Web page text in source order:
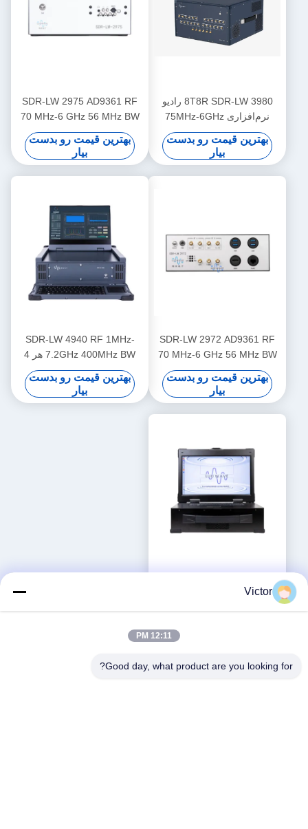
8T8R SDR-LW 3980 رادیو
نرم‌افزاری 75MHz-6GHz
450MHz TX BW
بهترین قیمت رو بدست
بیار
SDR-LW 2975 AD9361 RF
70 MHz-6 GHz 56 MHz BW
هر 2 کانال 4 × PCIE BUS 2 ×
USB 3.0 i7 پردازنده USRP
یکپارچه نرم افزار تعریف شده
دستگاه رادیویی
بهترین قیمت رو بدست
بیار
SDR-LW 2972 AD9361 RF
70 MHz-6 GHz 56 MHz BW
هر 2 کانال USB 3.0 USRP
یکپارچه نرم افزار تعریف شده
دستگاه رادیویی
بهترین قیمت رو بدست
بیار
SDR-LW 4940 RF 1MHz-
7.2GHz 400MHz BW هر 4
کانال 1 × QSFP + USB 3.0
یکپارچه با صفحه نمایش i9 و
صفحه کلید داخل USRP
بهترین قیمت رو بدست
بیار
10 MHz-6 GHz 160 MHz BW
پردازنده USRP یکپارچه نرم
بهترین قیمت رو بدست
Victor
12:11 PM
Good day, what product are you looking for?